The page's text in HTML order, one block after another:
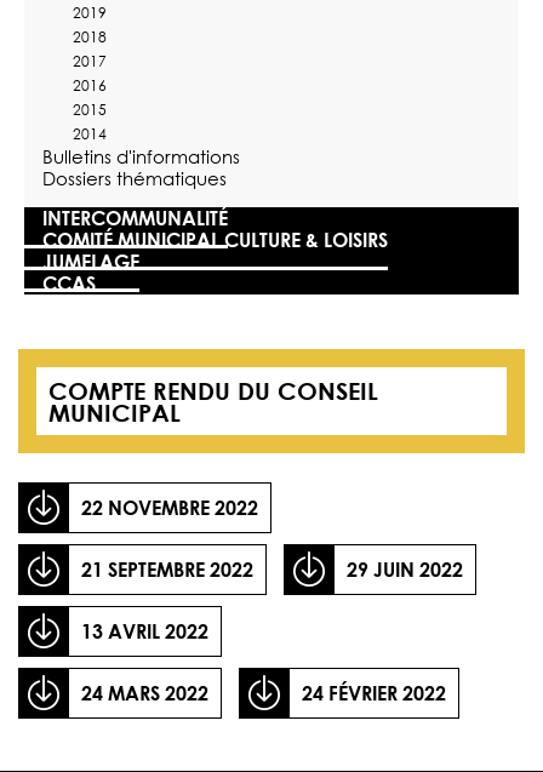
2019
2018
2017
2016
2015
2014
Bulletins d'informations
Dossiers thématiques
INTERCOMMUNALITÉ
COMITÉ MUNICIPAL CULTURE & LOISIRS
JUMELAGE
CCAS
COMPTE RENDU DU CONSEIL
MUNICIPAL
22 NOVEMBRE 2022
21 SEPTEMBRE 2022 29 JUIN 2022
13 AVRIL 2022
24 MARS 2022 24 FÉVRIER 2022